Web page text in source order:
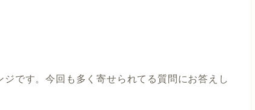
です。今回も多く寄せられてる質問にお答えし